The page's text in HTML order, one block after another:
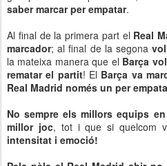
saber marcar per empatar.
Al final de la primera part el Real
marcador; al final de la segona
la mateixa manera que el Barça
rematar el partit! El Barça va
Real Madrid només un per
No sempre els millors equips
millor joc, tot i que si quelcom
intensitat i emoció!